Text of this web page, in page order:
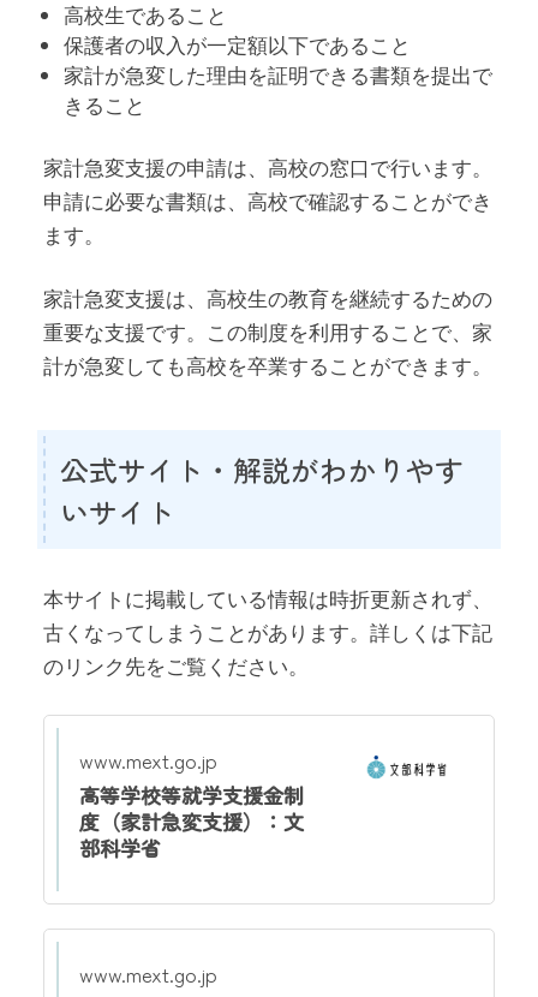
高校生であること
保護者の収入が一定額以下であること
家計が急変した理由を証明できる書類を提出で
きること
家計急変支援の申請は、高校の窓口で行います。
申請に必要な書類は、高校で確認することができ
ます。
家計急変支援は、高校生の教育を継続するための
重要な支援です。この制度を利用することで、家
計が急変しても高校を卒業することができます。
公式サイト・解説がわかりやす
いサイト
本サイトに掲載している情報は時折更新されず、
古くなってしまうことがあります。詳しくは下記
のリンク先をご覧ください。
www.mext.go.jp
高等学校等就学支援金制
度（家計急変支援）：文
部科学省
www.mext.go.jp